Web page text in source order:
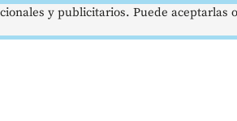
y publicitarios. Puede aceptarlas